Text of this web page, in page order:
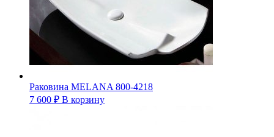
Раковина MELANA 800-4218
7 600 ₽ В корзину